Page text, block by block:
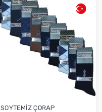
SOYTEMİZ ÇORAP